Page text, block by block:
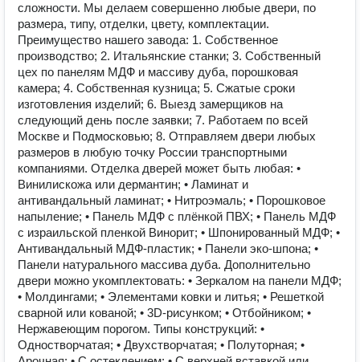
сложности. Мы делаем совершенно любые двери, по
размера, типу, отделки, цвету, комплектации.
Преимущество нашего завода: 1. Собственное
производство; 2. Итальянские станки; 3. Собственный
цех по панелям МДФ и массиву дуба, порошковая
камера; 4. Собственная кузница; 5. Сжатые сроки
изготовления изделий; 6. Выезд замерщиков на
следующий день после заявки; 7. Работаем по всей
Москве и Подмосковью; 8. Отправляем двери любых
размеров в любую точку России транспортными
компаниями. Отделка дверей может быть любая: •
Винилискожа или дермантин; • Ламинат и
антивандальный ламинат; • Нитроэмаль; • Порошковое
напыление; • Панель МДФ с плёнкой ПВХ; • Панель МДФ
с израильской пленкой Винорит; • Шпонированный МДФ; •
Антивандальный МДФ-пластик; • Панели эко-шпона; •
Панели натурального массива дуба. Дополнительно
двери можно укомплектовать: • Зеркалом на панели МДФ;
• Молдингами; • Элементами ковки и литья; • Решеткой
сварной или кованой; • 3D-рисунком; • Отбойником; •
Нержавеющим порогом. Типы конструкций: •
Одностворчатая; • Двухстворчатая; • Полуторная; •